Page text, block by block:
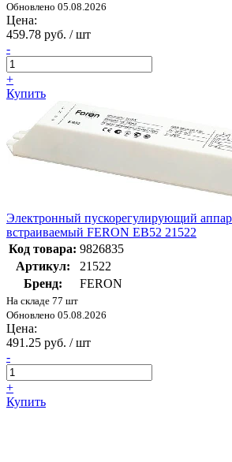
Обновлено 05.08.2026
Цена:
459.78 руб. / шт
-
+
Купить
Электронный пускорегулирующий
встраиваемый FERON EB52 21522
Код товара: 9826835
Артикул:
21522
Бренд:
FERON
На складе 77 шт
Обновлено 05.08.2026
Цена:
491.25 руб. / шт
-
+
Купить